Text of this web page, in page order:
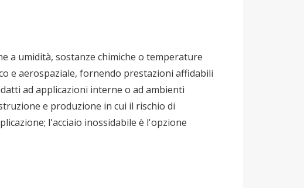
a umidità, sostanze chimiche o temperature
e aerospaziale, fornendo prestazioni affidabili
ad applicazioni interne o ad ambienti
e produzione in cui il rischio di
l'acciaio inossidabile è l'opzione